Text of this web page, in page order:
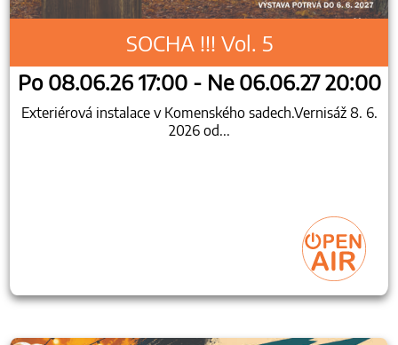
SOCHA !!! Vol. 5
Po 08.06.26 17:00 - Ne 06.06.27 20:00
Exteriérová instalace v Komenského sadech.Vernisáž 8. 6.
2026 od...